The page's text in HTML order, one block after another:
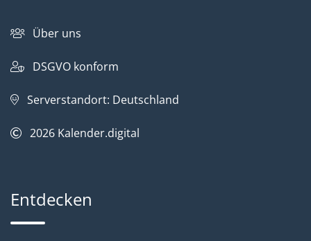
Über uns
DSGVO konform
Serverstandort: Deutschland
2026 Kalender.digital
Entdecken